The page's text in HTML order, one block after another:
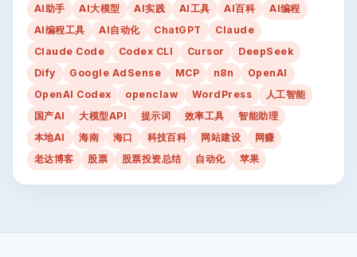
AI助手
AI大模型 AI实践 AI工具 AI百科
AI编程
AI编程工具
AI自动化 ChatGPT
Claude
Claude Code
Codex CLI Cursor
DeepSeek
Dify
Google AdSense MCP n8n
OpenAI
OpenAI Codex
openclaw WordPress
人工智能
国产AI
大模型API 提示词 效率工具
智能助理
本地AI
海南 海口 科技百科 网站建设
网赚
老达博客
股票 股票投资总结 自动化 苹果